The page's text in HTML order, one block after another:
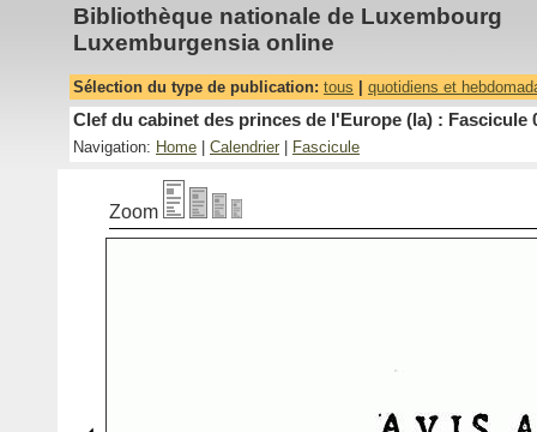
Bibliothèque nationale de Luxembourg
Luxemburgensia online
Sélection du type de publication: tous quotidiens et
Clef du cabinet des princes de l'Europe (la) : Fascicule
Navigation: Home Calendrier Fascicule
Zoom